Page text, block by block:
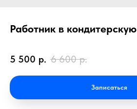
Работник в кондитерскую
5 500 р. 6 600 р.
Записаться